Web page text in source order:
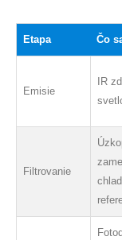
Etapa Čo
Emisie
IR
Filtrovanie